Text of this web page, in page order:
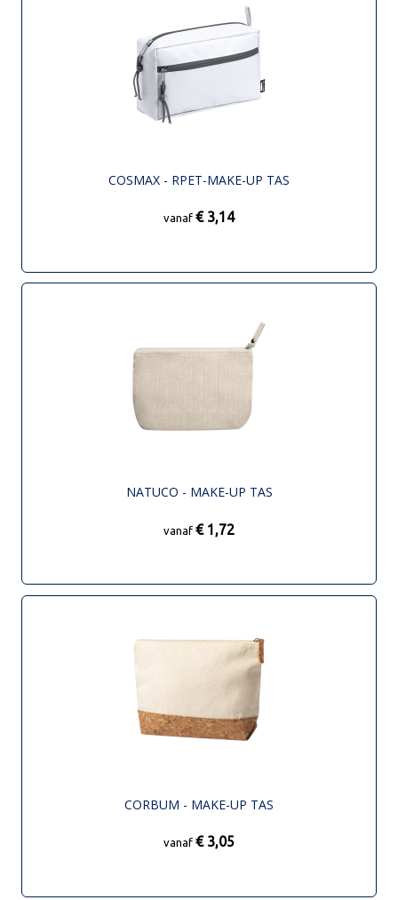
COSMAX - RPET-MAKE-UP TAS
vanaf € 3,14
NATUCO - MAKE-UP TAS
vanaf € 1,72
CORBUM - MAKE-UP TAS
vanaf € 3,05